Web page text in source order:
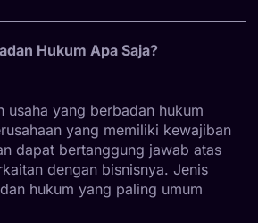
Hukum Apa Saja?
usaha yang berbadan hukum
yang memiliki kewajiban
dapat bertanggung jawab atas
dengan bisnisnya. Jenis
hukum yang paling umum